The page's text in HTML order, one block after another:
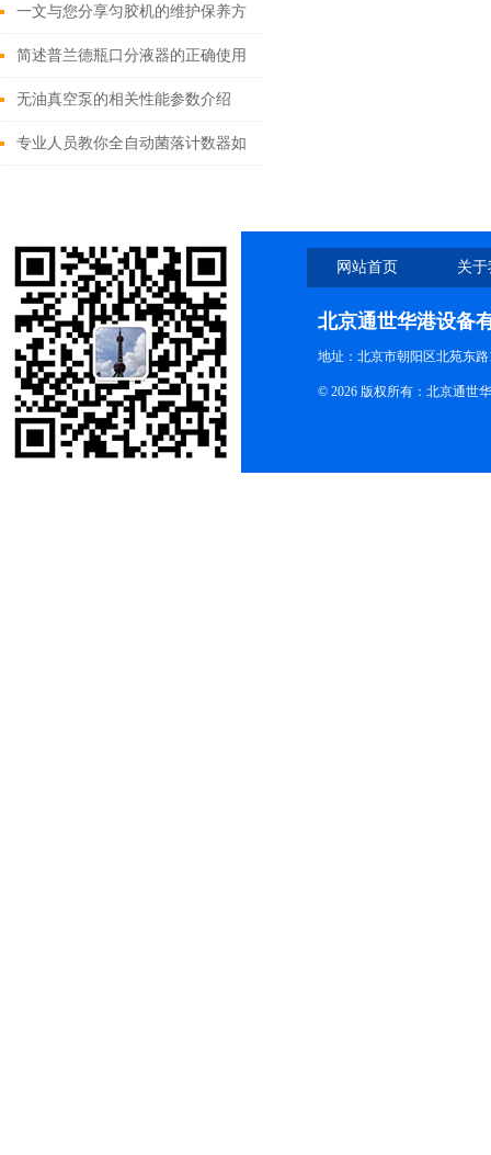
看
且精确实验数据的关键
一文与您分享匀胶机的维护保养方
法
简述普兰德瓶口分液器的正确使用
方法
无油真空泵的相关性能参数介绍
专业人员教你全自动菌落计数器如
网站首页 关
北京通世华港设备
地址：北京市朝阳区北苑东路
© 2026 版权所有：北京通世